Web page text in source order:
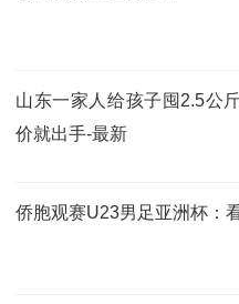
山东一家人给孩子囤2.5公
价就出手-最新
侨胞观赛U23男足亚洲杯：